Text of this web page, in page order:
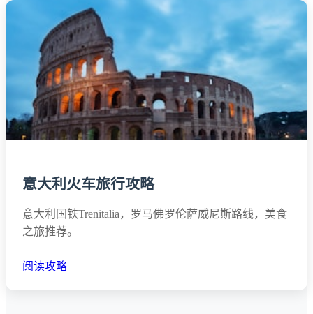
意大利火车旅行攻略
意大利国铁Trenitalia，罗马佛罗伦萨威尼斯路线，美食
之旅推荐。
阅读攻略